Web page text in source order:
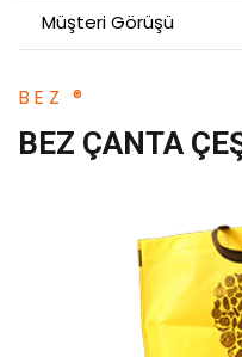
Müşteri Görüşü
BEZ ®
BEZ ÇANTA